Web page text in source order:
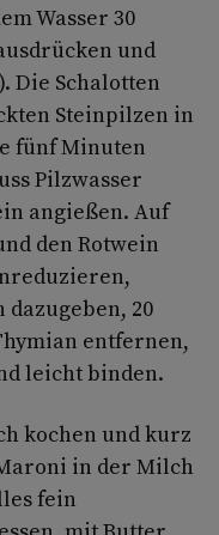
Wasser 30
und
Die Schalotten
Steinpilzen in
fünf Minuten
Pilzwasser
angießen. Auf
den Rotwein
20
entfernen,
leicht binden.
kochen und kurz
in der Milch
fein